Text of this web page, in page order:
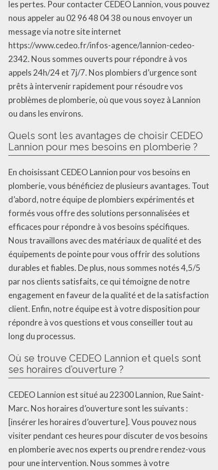
les pertes. Pour contacter CEDEO Lannion, vous pouvez
nous appeler au 02 96 48 04 38 ou nous envoyer un
message via notre site internet
https://www.cedeo.fr/infos-agence/lannion-cedeo-
2342. Nous sommes ouverts pour répondre à vos
appels 24h/24 et 7j/7. Nos plombiers d’urgence sont
prêts à intervenir rapidement pour résoudre vos
problèmes de plomberie, où que vous soyez à Lannion
ou dans les environs.
Quels sont les avantages de choisir CEDEO
Lannion pour mes besoins en plomberie ?
En choisissant CEDEO Lannion pour vos besoins en
plomberie, vous bénéficiez de plusieurs avantages. Tout
d’abord, notre équipe de plombiers expérimentés et
formés vous offre des solutions personnalisées et
efficaces pour répondre à vos besoins spécifiques.
Nous travaillons avec des matériaux de qualité et des
équipements de pointe pour vous offrir des solutions
durables et fiables. De plus, nous sommes notés 4,5/5
par nos clients satisfaits, ce qui témoigne de notre
engagement en faveur de la qualité et de la satisfaction
client. Enfin, notre équipe est à votre disposition pour
répondre à vos questions et vous conseiller tout au
long du processus.
Où se trouve CEDEO Lannion et quels sont
ses horaires d’ouverture ?
CEDEO Lannion est situé au 22300 Lannion, Rue Saint-
Marc. Nos horaires d’ouverture sont les suivants :
[insérer les horaires d’ouverture]. Vous pouvez nous
visiter pendant ces heures pour discuter de vos besoins
en plomberie avec nos experts ou prendre rendez-vous
pour une intervention. Nous sommes à votre